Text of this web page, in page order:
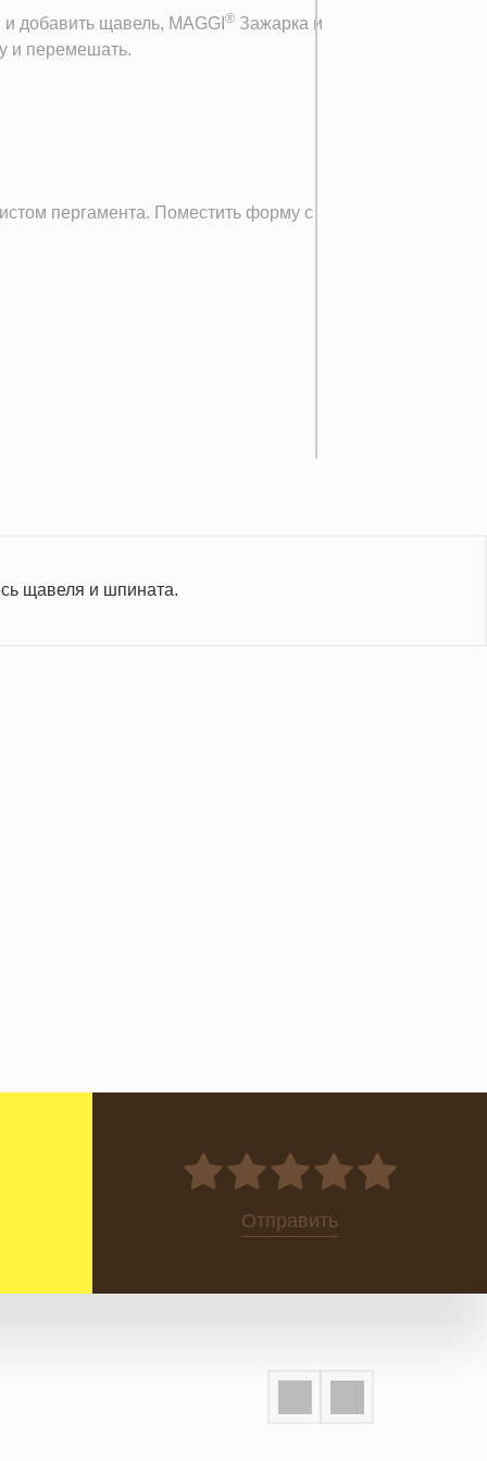
добавить щавель, MAGGI ® Зажарка и
и перемешать.
пергамента. Поместить форму с
щавеля и шпината.
0
Отправить